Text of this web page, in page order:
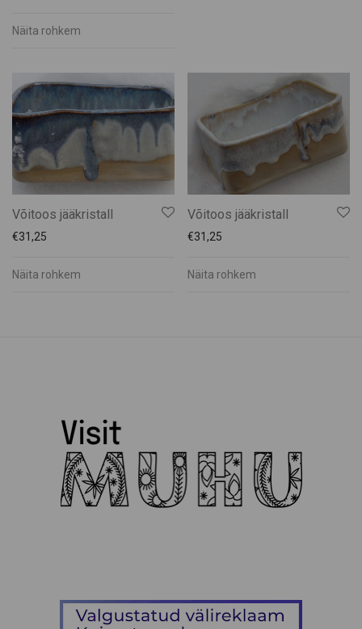
Näita rohkem
Võitoos jääkristall
€31,25
Näita rohkem
Võitoos jääkristall
€31,25
Näita rohkem